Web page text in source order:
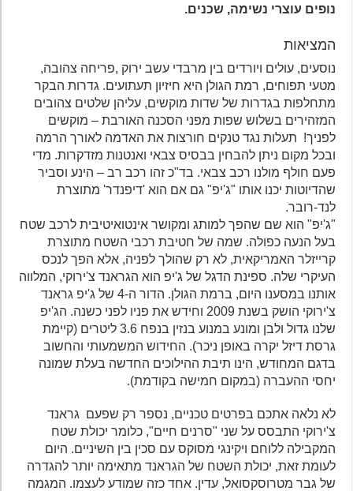
נופים עוצרי נשימה, שכנים.
המציאות
נוסעים, עולים ויורדים בין מרבדי עשב ירוק ,פריחה צהובה,
מטעי תפוחים, רמת הגולן היא חיזיון תעתועים. גדרות הבקר
מתחלפות בגדרות של שדות מוקשים, עליהן שלטים צהובים
המזהירים בשלוש שפות מפני הסכנה האורבת – מוקשים
לפניך! תעלות נגד טנקים חורצות את האדמה לאורך הרמה
ובכל מקום ניתן להבחין בבסיס צבאי ואנטנות מזדקרות. מדי
פעם חולף מולנו רכב צבאי. בד"כ זהו רכב רב – הינע וסביר
שהדיוטות יכנו אותו "ג'יפ" גם אם הוא 'דיפנדר' מתוצרת
לנד-רובר.
"ג'יפ" הוא שם שהפך למותג ומקושר אינטואיטיבית לרכב שטח
בעל הנעה כפולה. שמה של חטיבת רכבי השטח מתוצרת
קרייזלר האמריקאית, לא רק שהולך לפניה, אלא הפך לנכס
העיקרי שלה. ספינת הדגל של ג'יפ הוא הגראנד צ'ירוקי, המלווה
אותנו במסענו היום, ברמת הגולן. הדור ה-4 של ג'יפ גראנד
צ'ירוקי הושק בשנת 2009 וחידש את פניו לפני כשנה. הג'יפ
שלנו גדול ולבן ומונע במנוע בנזין בנפח 3.6 ליטרים (קיימת
גרסת דיזל יקרה באופן ניכר). החידוש המשמעותי והחשוב
בדגם המחודש, הינו תיבת ההילוכים החדשה בעלת שמונה
יחסי ההעברה (במקום חמישה בקודמת).
לא נלאה אתכם בפרטים טכניים, נספר רק שפעם גראנד
צ'ירוקי התבסס על שני "סרנים חיים", כלומר יכולת שטח
המקבילה ללוחם ויקינגי מסוקס עם סכין בין השיניים. היום
לעומת זאת, יכולת השטח של הגראנד מתאימה יותר להגדרה
של גבר מטרוסקסואל, עדין. אחד כזה שמודע לעצמו. המגמה